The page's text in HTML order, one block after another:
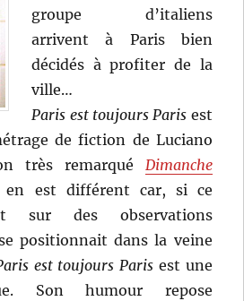
groupe d’italiens
arrivent à Paris bien
décidés à profiter de la
ville…
Paris est toujours Paris est
de fiction de Luciano
très remarqué Dimanche
en est différent car, si ce
sur des observations
positionnait dans la veine
est toujours Paris est une
Son humour repose